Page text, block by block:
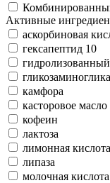
Активные
аскорбиновая
гексапептид 10
камфора
касторовое масло
кофеин
лактоза
лимонная кислота
липаза
молочная кислота